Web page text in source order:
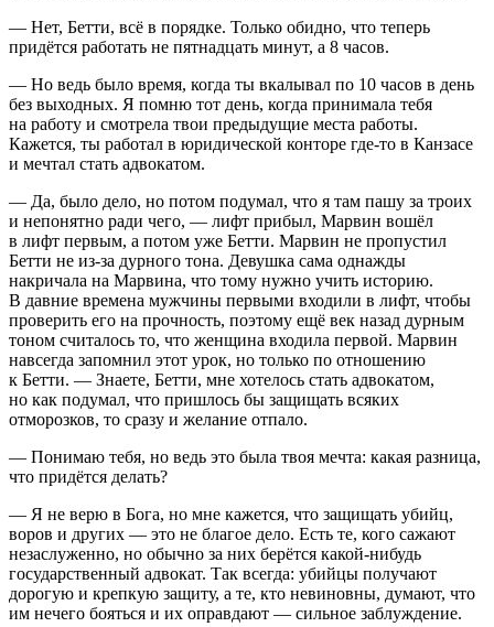
— Нет, Бетти, всё в порядке. Только обидно, что теперь
придётся работать не пятнадцать минут, а 8 часов.
— Но ведь было время, когда ты вкалывал по 10 часов в день
без выходных. Я помню тот день, когда принимала тебя
на работу и смотрела твои предыдущие места работы.
Кажется, ты работал в юридической конторе где-то в Канзасе
и мечтал стать адвокатом.
— Да, было дело, но потом подумал, что я там пашу за троих
и непонятно ради чего, — лифт прибыл, Марвин вошёл
в лифт первым, а потом уже Бетти. Марвин не пропустил
Бетти не из-за дурного тона. Девушка сама однажды
накричала на Марвина, что тому нужно учить историю.
В давние времена мужчины первыми входили в лифт, чтобы
проверить его на прочность, поэтому ещё век назад дурным
тоном считалось то, что женщина входила первой. Марвин
навсегда запомнил этот урок, но только по отношению
к Бетти. — Знаете, Бетти, мне хотелось стать адвокатом,
но как подумал, что пришлось бы защищать всяких
отморозков, то сразу и желание отпало.
— Понимаю тебя, но ведь это была твоя мечта: какая разница,
что придётся делать?
— Я не верю в Бога, но мне кажется, что защищать убийц,
воров и других — это не благое дело. Есть те, кого сажают
незаслуженно, но обычно за них берётся какой-нибудь
государственный адвокат. Так всегда: убийцы получают
дорогую и крепкую защиту, а те, кто невиновны, думают, что
им нечего бояться и их оправдают — сильное заблуждение.